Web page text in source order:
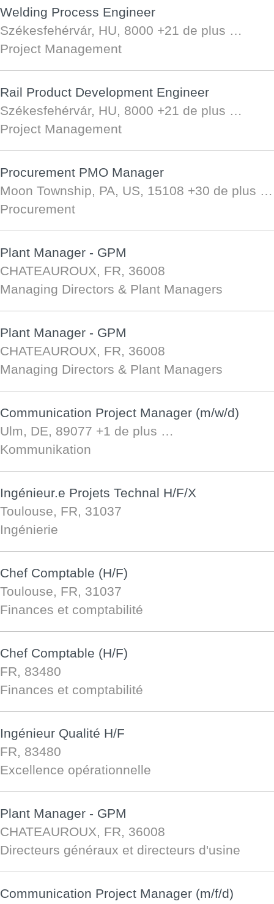
Welding Process Engineer
Székesfehérvár, HU, 8000 +21 de plus …
Project Management
Rail Product Development Engineer
Székesfehérvár, HU, 8000 +21 de plus …
Project Management
Procurement PMO Manager
Moon Township, PA, US, 15108 +30 de plus …
Procurement
Plant Manager - GPM
CHATEAUROUX, FR, 36008
Managing Directors & Plant Managers
Plant Manager - GPM
CHATEAUROUX, FR, 36008
Managing Directors & Plant Managers
Communication Project Manager (m/w/d)
Ulm, DE, 89077 +1 de plus …
Kommunikation
Ingénieur.e Projets Technal H/F/X
Toulouse, FR, 31037
Ingénierie
Chef Comptable (H/F)
Toulouse, FR, 31037
Finances et comptabilité
Chef Comptable (H/F)
FR, 83480
Finances et comptabilité
Ingénieur Qualité H/F
FR, 83480
Excellence opérationnelle
Plant Manager - GPM
CHATEAUROUX, FR, 36008
Directeurs généraux et directeurs d'usine
Communication Project Manager (m/f/d)